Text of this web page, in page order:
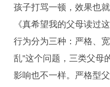
孩子打骂一顿，效果也
《真希望我的父母读过
行为分为三种：严格、
乱”这个问题，三类父母
影响也不一样。严格型